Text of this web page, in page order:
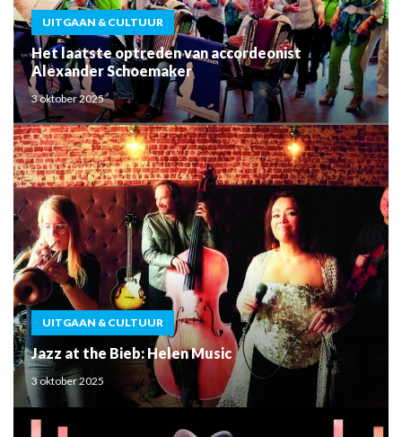
UITGAAN & CULTUUR
Het laatste optreden van accordeonist
Alexander Schoemaker
3 oktober 2025
UITGAAN & CULTUUR
Jazz at the Bieb: Helen Music
3 oktober 2025